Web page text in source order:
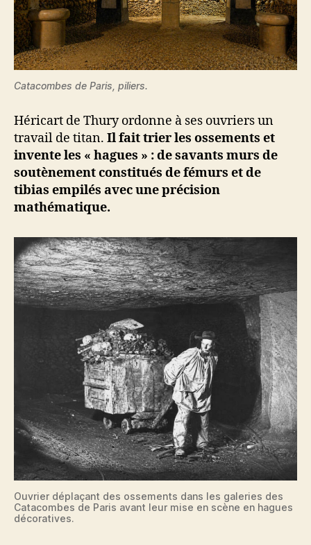
Catacombes de Paris, piliers.
Héricart de Thury ordonne à ses ouvriers un
travail de titan. Il fait trier les ossements et
invente les « hagues » : de savants murs de
soutènement constitués de fémurs et de
tibias empilés avec une précision
mathématique.
Ouvrier déplaçant des ossements dans les galeries des
Catacombes de Paris avant leur mise en scène en hagues
décoratives.